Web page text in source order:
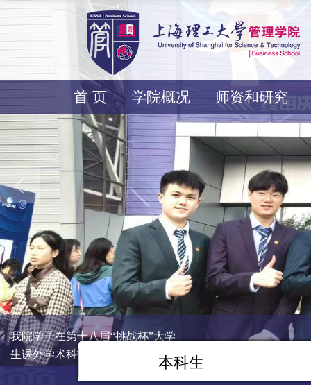
首 页 学院概况 师资和研究
“政校合作”探索智慧应急管理新模
式 上海理工大学智慧应急管理学
本科生